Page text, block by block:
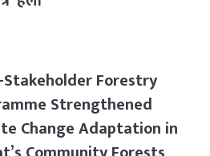
Forestry
Strengthened
Change Adaptation in